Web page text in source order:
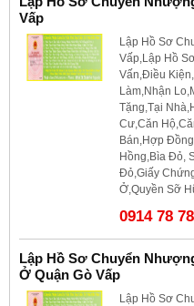
Vấp
Lập Hồ Sơ
Vấp,Lập Hồ
Vấn,Điều
Làm,Nhận
Tặng,Tại
Cư,Căn
Bán,Hợp
Hồng,Bìa Đỏ,
Đỏ,Giấy
Ở,Quyền Sỡ
0914 78
Lập Hồ Sơ Chuyển
Ở Quận Gò Vấp
Lập Hồ Sơ